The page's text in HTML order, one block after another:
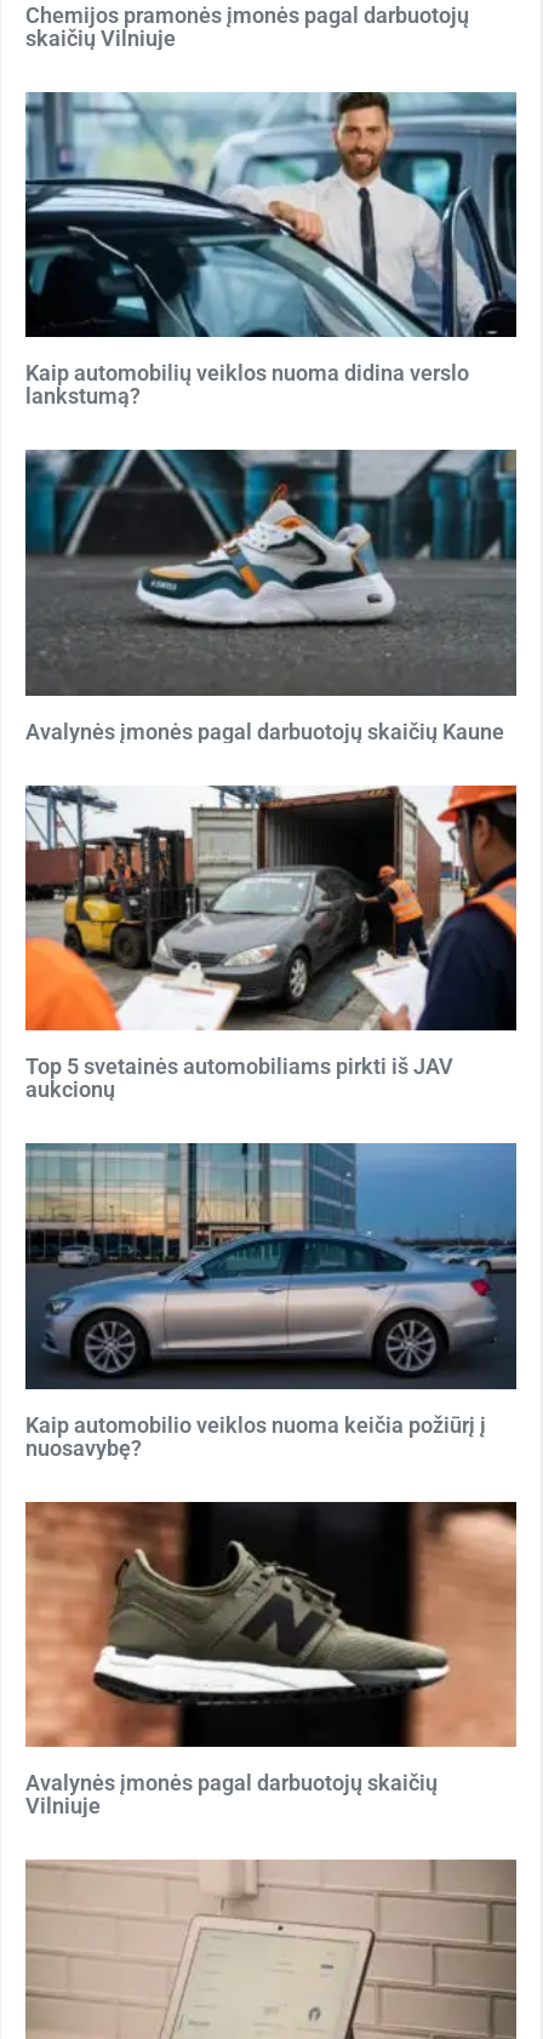
Chemijos pramonės įmonės pagal darbuotojų
skaičių Vilniuje
Kaip automobilių veiklos nuoma didina verslo
lankstumą?
Avalynės įmonės pagal darbuotojų skaičių Kaune
Top 5 svetainės automobiliams pirkti iš JAV
aukcionų
Kaip automobilio veiklos nuoma keičia požiūrį į
nuosavybę?
Avalynės įmonės pagal darbuotojų skaičių
Vilniuje